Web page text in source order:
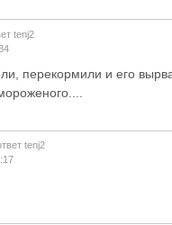
tenj2
перекормили и его
tenj2